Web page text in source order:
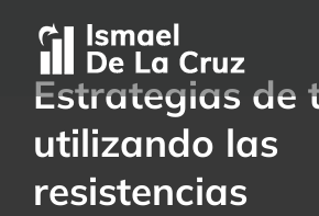
Estrategias de
utilizando las
resistencias